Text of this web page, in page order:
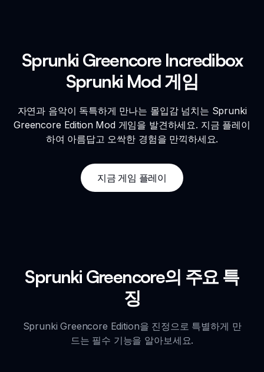
Sprunki Greencore Incredibox
Sprunki Mod 게임
자연과 음악이 독특하게 만나는 몰입감 넘치는 Sprunki
Greencore Edition Mod 게임을 발견하세요. 지금 플레이
하여 아름답고 오싹한 경험을 만끽하세요.
지금 게임 플레이
Sprunki Greencore의 주요 특
징
Sprunki Greencore Edition을 진정으로 특별하게 만
드는 필수 기능을 알아보세요.